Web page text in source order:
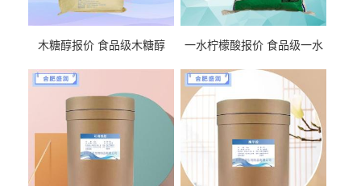
木糖醇报价 食品级木糖醇
一水柠檬酸报价 食品级一水